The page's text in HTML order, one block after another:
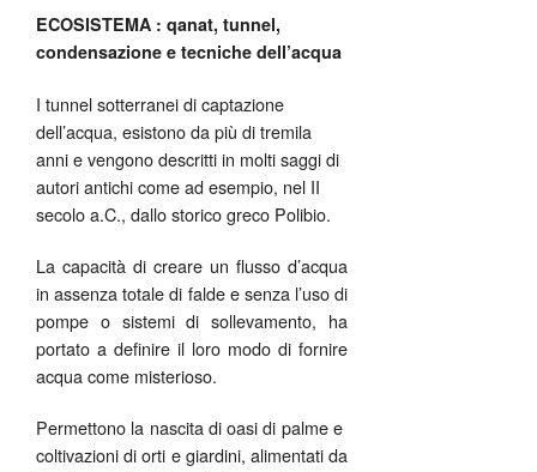
ECOSISTEMA : qanat, tunnel,
condensazione e tecniche dell’acqua
I tunnel sotterranei di captazione
dell’acqua, esistono da più di tremila
anni e vengono descritti in molti saggi di
autori antichi come ad esempio, nel II
secolo a.C., dallo storico greco Polibio.
La capacità di creare un flusso d’acqua
in assenza totale di falde e senza l’uso di
pompe o sistemi di sollevamento, ha
portato a definire il loro modo di fornire
acqua come misterioso.
Permettono la nascita di oasi di palme e
coltivazioni di orti e giardini, alimentati da